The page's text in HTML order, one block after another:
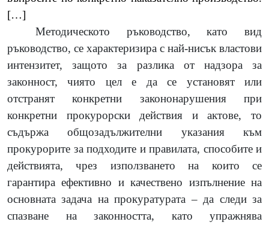
[…]
Методическото ръководство, като вид
ръководство, се характеризира с най-нисък властови
интензитет, защото за разлика от надзора за
законност, чиято цел е да се установят или
отстранят конкретни закононарушения при
конкретни прокурорски действия и актове, то
съдържа общозадължителни указания към
прокурорите за подходите и правилата, способите и
действията, чрез използването на които се
гарантира ефективно и качествено изпълнение на
основната задача на прокуратурата – да следи за
спазване на законността, като упражнява